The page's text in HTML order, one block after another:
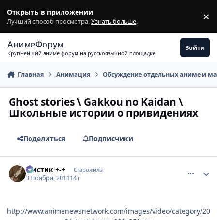
Открыть в приложении
Лучший способ просмотра.Узнать больше. ×
АнимеФорум
Крупнейший аниме-форум на русскоязычной площадке
Войти
Главная Анимация Обсуждение отдельных аниме и
Ghost stories \ Gakkou no Kaidan \
Школьные истории о привидениях
Поделиться Подписчики
Мистик +-+ Старожилы
3 Ноября, 201114 г
http://www.animenewsnetwork.com/images/video/category/20